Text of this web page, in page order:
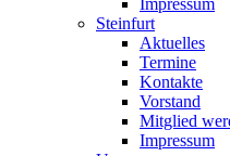
Impressum
Steinfurt
Aktuelles
Termine
Kontakte
Vorstand
Mitglied
Impressum